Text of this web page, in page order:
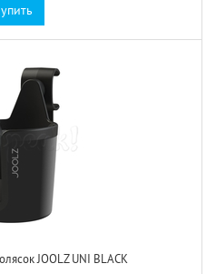
JOOLZ UNI BLACK